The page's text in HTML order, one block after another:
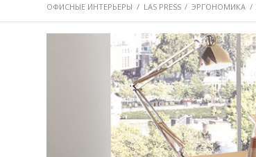
ОФИСНЫЕ ИНТЕРЬЕРЫ / LAS PRESS / ЭРГОНОМИКА /